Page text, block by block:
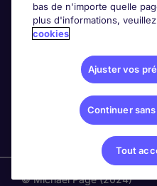
Nos offres d'emploi
Sites du Groupe
© Michael Page (2024)
bas de n'importe quelle
plus d'informations,
cookies
Ajuster vos
Continuer
Tout